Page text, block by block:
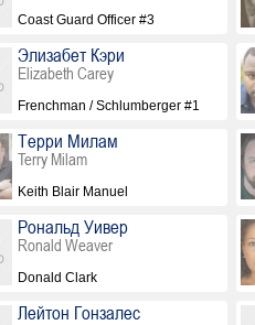
Coast Guard Officer #3
Элизабет Кэри
Elizabeth Carey
Frenchman / Schlumberger #1
Терри Милам
Terry Milam
Keith Blair Manuel
Рональд Уивер
Ronald Weaver
Donald Clark
Лейтон Гонзалес